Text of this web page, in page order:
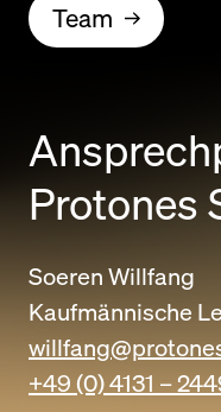
Team
Protones
Soeren Willfang
Kaufmännische
+49 (0) 4131 –